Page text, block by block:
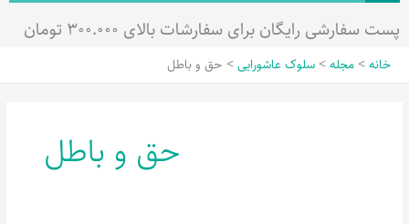
پست سفارشی رایگان برای سفارشات بالای ۳۰۰.۰۰۰ تومان
خانه مجله سلوک عاشورایی حق و باطل
حق و باطل